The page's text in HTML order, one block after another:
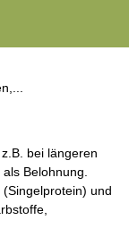
bei längeren
Belohnung.
und